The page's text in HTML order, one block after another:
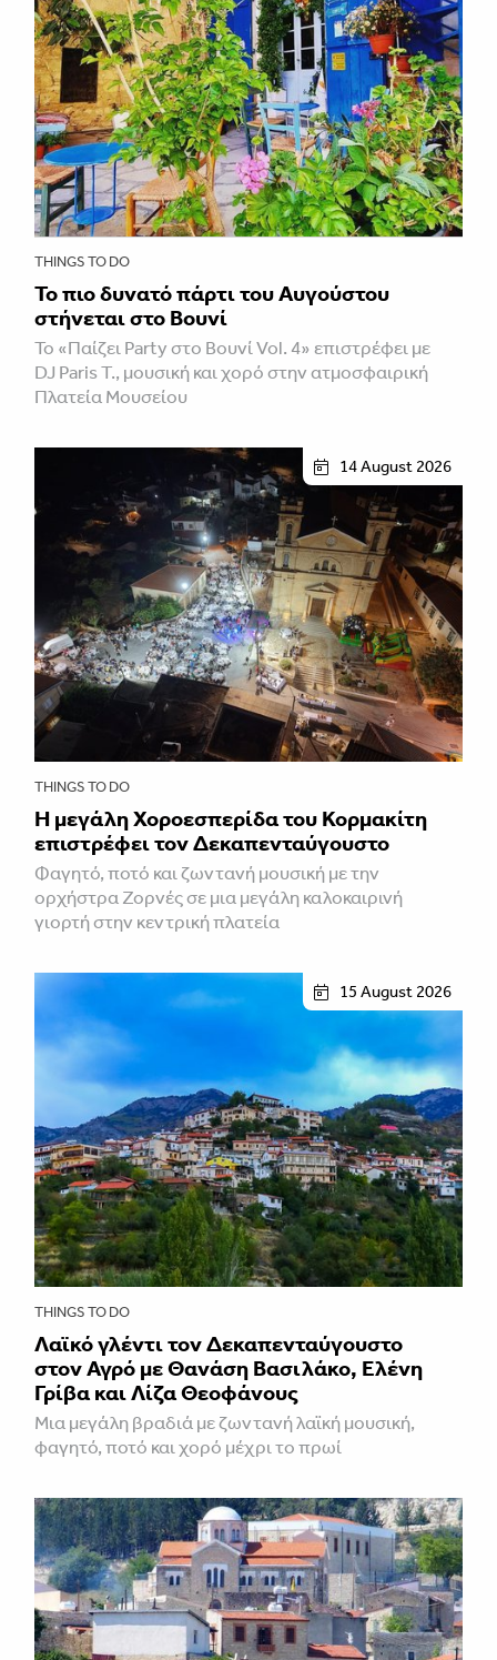
THINGS TO DO
Το πιο δυνατό πάρτι του Αυγούστου
στήνεται στο Βουνί
Το «Παίζει Party στο Βουνί Vol. 4» επιστρέφει με
DJ Paris T., μουσική και χορό στην ατμοσφαιρική
Πλατεία Μουσείου
14 August 2026
THINGS TO DO
Η μεγάλη Χοροεσπερίδα του Κορμακίτη
επιστρέφει τον Δεκαπενταύγουστο
Φαγητό, ποτό και ζωντανή μουσική με την
ορχήστρα Ζορνές σε μια μεγάλη καλοκαιρινή
γιορτή στην κεντρική πλατεία
15 August 2026
THINGS TO DO
Λαϊκό γλέντι τον Δεκαπενταύγουστο
στον Αγρό με Θανάση Βασιλάκο, Ελένη
Γρίβα και Λίζα Θεοφάνους
Μια μεγάλη βραδιά με ζωντανή λαϊκή μουσική,
φαγητό, ποτό και χορό μέχρι το πρωί